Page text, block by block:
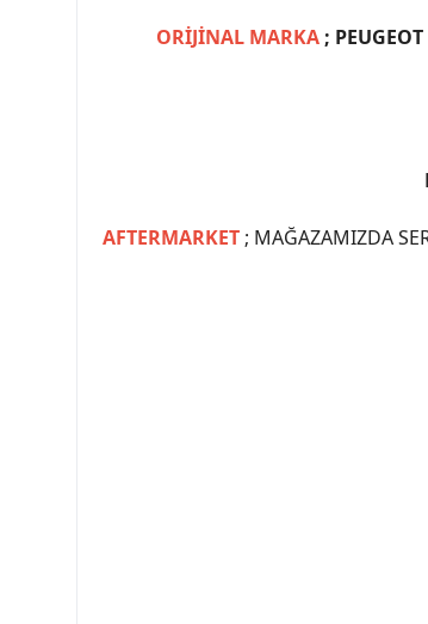
ORİJİNAL MARKA;
AFTERMARKET ; MAĞAZAMIZDA